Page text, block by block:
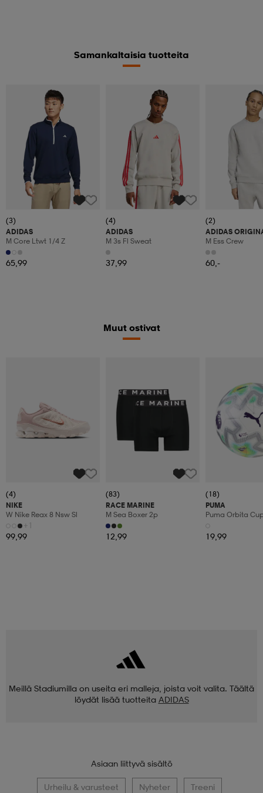
Samankaltaisia tuotteita
(3)
ADIDAS
M Core Ltwt 1/4 Z
65,99
(4)
ADIDAS
M 3s Fl Sweat
37,99
(2)
ADIDAS
M Ess Crew
60,-
Muut ostivat
(4)
NIKE
W Nike Reax 8 Nsw Sl
+1
99,99
(83)
RACE MARINE
M Sea Boxer 2p
12,99
(18)
PUMA
Puma Orbita
19,99
Meillä Stadiumilla on useita eri malleja, joista voit valita. Täältä
löydät lisää tuotteita ADIDAS
Asiaan liittyvä sisältö
Urheilu & varusteet Nyheter Treeni